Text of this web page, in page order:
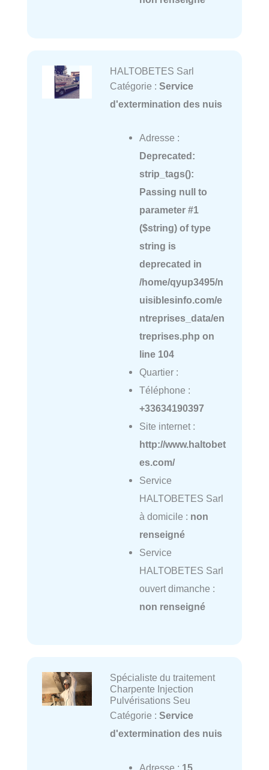
HALTOBETES Sarl
Catégorie : Service
d'extermination des nuis
Adresse :
Deprecated:
strip_tags():
Passing null to
parameter #1
($string) of type
string is
deprecated in
/home/qyup3495/n
uisiblesinfo.com/e
ntreprises_data/en
treprises.php on
line 104
Quartier :
Téléphone :
+33634190397
Site internet :
http://www.haltobet
es.com/
Service
HALTOBETES Sarl
à domicile : non
renseigné
Service
HALTOBETES Sarl
ouvert dimanche :
non renseigné
Spécialiste du traitement
Charpente Injection
Pulvérisations Seu
Catégorie : Service
d'extermination des nuis
Adresse : 15